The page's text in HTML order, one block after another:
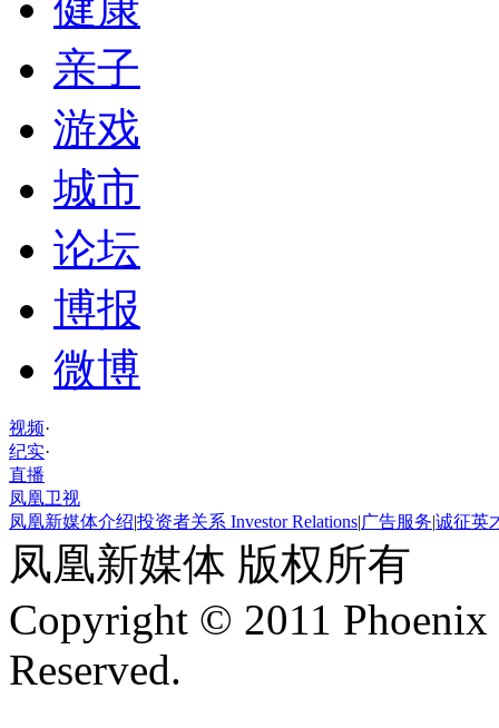
亲子
游戏
城市
论坛
博报
微博
视频·
纪实·
直播
凤凰卫视
凤凰新媒体介绍|投资者关系 Investor Relations|广告服务|诚征英
凤凰新媒体 版权所有
Copyright © 2011
Reserved.